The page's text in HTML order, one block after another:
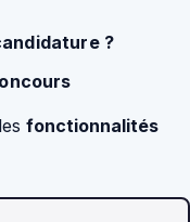
?
fonctionnalités